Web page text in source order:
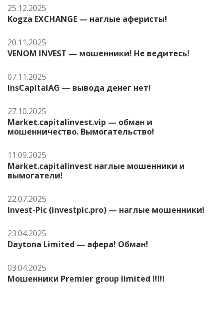
25.12.2025
Kogza EXCHANGE — наглые аферисты!
20.11.2025
VENOM INVEST — мошенники! Не ведитесь!
07.11.2025
InsCapitalAG — вывода денег нет!
27.10.2025
Market.capitalinvest.vip — обман и
мошенничество. Вымогательство!
11.09.2025
Market.capitalinvest наглые мошенники и
вымогатели!
22.07.2025
Invest-Pic (investpic.pro) — наглые мошенники!
23.04.2025
Daytona Limited — афера! Обман!
03.04.2025
Мошенники Premier group limited !!!!!